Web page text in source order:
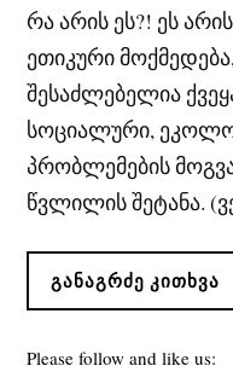
რა არის ეს?! ეს
ეთიკური
შესაძლებელია
სოციალური,
პრობლემების
წვლილის შეტანა.
ᲒᲐᲜᲐᲒᲠᲫᲔ ᲙᲘᲗᲮᲕᲐ
Please follow and like us: